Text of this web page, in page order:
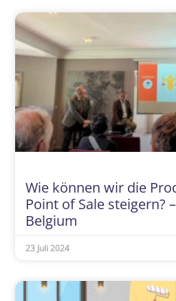
Wie können wir die
Point of Sale steigern?
Belgium
23 Juli 2024